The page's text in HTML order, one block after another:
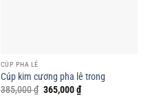
CÚP PHA LÊ
Cúp kim cương pha lê trong
385,000₫ Giá
365,000₫Giá
hiện